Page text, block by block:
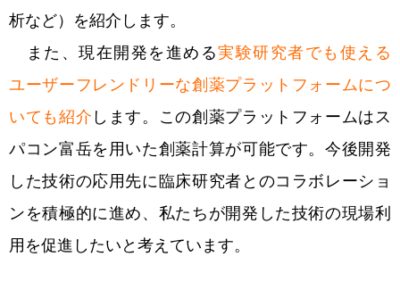
析など）を紹介します。
また、現在開発を進める実験研究者でも使える
ユーザーフレンドリーな創薬プラットフォームにつ
いても紹介します。この創薬プラットフォームはス
パコン富岳を用いた創薬計算が可能です。今後開発
した技術の応用先に臨床研究者とのコラボレーショ
ンを積極的に進め、私たちが開発した技術の現場利
用を促進したいと考えています。